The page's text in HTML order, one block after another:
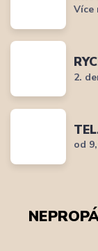
Více
2.
od